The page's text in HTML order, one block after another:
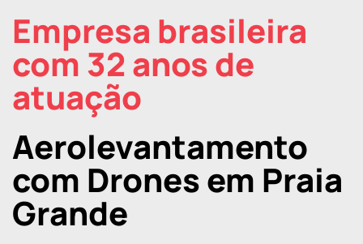
Empresa brasileira
com 32 anos de
atuação
Aerolevantamento
com Drones em Praia
Grande